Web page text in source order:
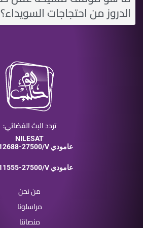
الدروز من احتجاجات السويداء؟
تردد البث الفضائي:
NILESAT
12688-27500/V عامودي
11555-27500/V عامودي
من نحن
مراسلونا
منصاتنا